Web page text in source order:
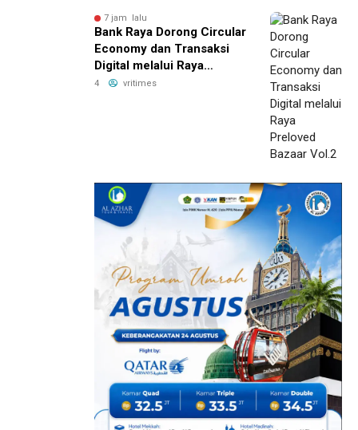
7 jam lalu
Bank Raya Dorong Circular
Economy dan Transaksi
Digital melalui Raya
Preloved Bazaar Vol.2
4 vritimes